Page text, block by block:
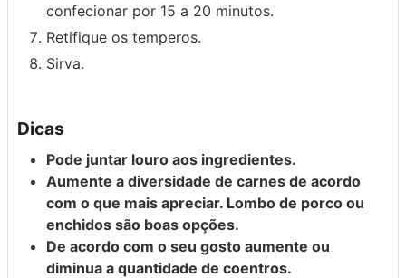
confecionar por 15 a 20 minutos.
Retifique os temperos.
Sirva.
Dicas
Pode juntar louro aos ingredientes.
Aumente a diversidade de carnes de acordo
com o que mais apreciar. Lombo de porco ou
enchidos são boas opções.
De acordo com o seu gosto aumente ou
diminua a quantidade de coentros.